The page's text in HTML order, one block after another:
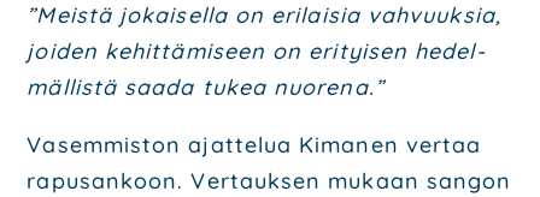
”Meis­tä jokai­sel­la on eri­lai­sia vah­vuuk­sia,
joi­den kehit­tä­mi­seen on eri­tyi­sen hedel­
mäl­lis­tä saa­da tukea nuo­re­na.”
Vasem­mis­ton ajat­te­lua Kima­nen ver­taa
rapusan­koon. Ver­tauk­sen mukaan san­gon